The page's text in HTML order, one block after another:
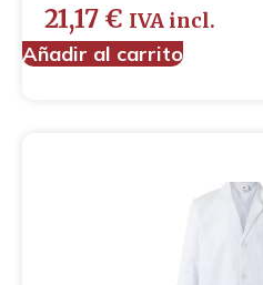
21,17 € IVA incl.
Añadir al carrito